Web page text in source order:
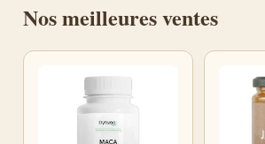
Nos meilleures ventes